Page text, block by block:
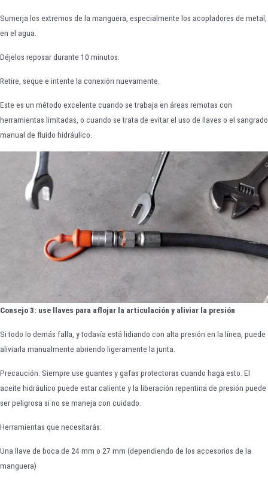
Sumerja los extremos de la manguera, especialmente los acopladores de metal,
en el agua.
Déjelos reposar durante 10 minutos.
Retire, seque e intente la conexión nuevamente.
Este es un método excelente cuando se trabaja en áreas remotas con
herramientas limitadas, o cuando se trata de evitar el uso de llaves o el sangrado
manual de fluido hidráulico.
Consejo 3: use llaves para aflojar la articulación y aliviar la presión
Si todo lo demás falla, y todavía está lidiando con alta presión en la línea, puede
aliviarla manualmente abriendo ligeramente la junta.
Precaución: Siempre use guantes y gafas protectoras cuando haga esto. El
aceite hidráulico puede estar caliente y la liberación repentina de presión puede
ser peligrosa si no se maneja con cuidado.
Herramientas que necesitarás:
Una llave de boca de 24 mm o 27 mm (dependiendo de los accesorios de la
manguera)